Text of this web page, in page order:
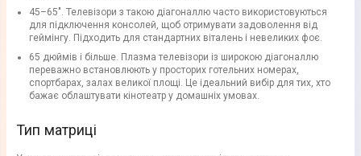
45–65″. Телевізори з такою діагоналлю часто використовуються
для підключення консолей, щоб отримувати задоволення від
геймінгу. Підходить для стандартних віталень і невеликих фоє.
65 дюймів і більше. Плазма телевізори із широкою діагоналлю
переважно встановлюють у просторих готельних номерах,
спортбарах, залах великої площі. Це ідеальний вибір для тих, хто
бажає облаштувати кінотеатр у домашніх умовах.
Тип матриці